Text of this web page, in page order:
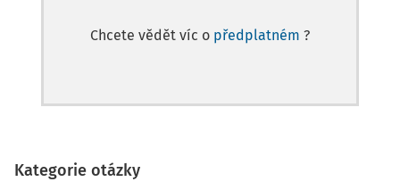
Chcete vědět víc o předplatném ?
Kategorie otázky